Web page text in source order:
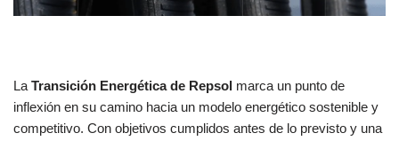
La Transición Energética de Repsol marca un punto de
inflexión en su camino hacia un modelo energético sostenible y
competitivo. Con objetivos cumplidos antes de lo previsto y una